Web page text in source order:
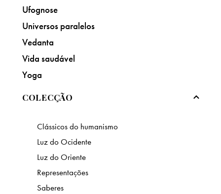
Ufognose
Universos paralelos
Vedanta
Vida saudável
Yoga
COLECÇÃO
Clássicos do humanismo
Luz do Ocidente
Luz do Oriente
Representações
Saberes